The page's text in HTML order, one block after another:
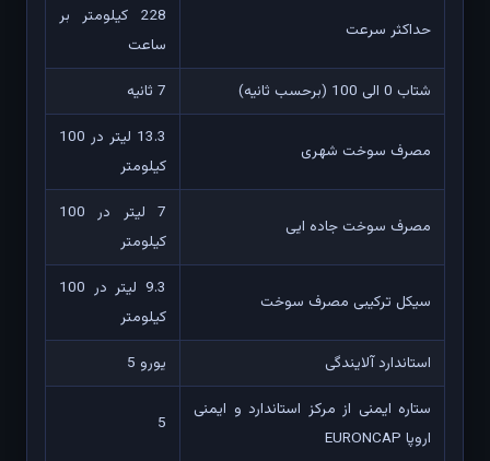
حداکثر سرعت
228 کیلومتر بر
ساعت
شتاب 0 الی 100 (برحسب ثانیه)
7 ثانیه
مصرف سوخت شهری
13.3 لیتر در 100
کیلومتر
مصرف سوخت جاده ایی
7 لیتر در 100
کیلومتر
سیکل ترکیبی مصرف سوخت
9.3 لیتر در 100
کیلومتر
استاندارد آلایندگی
یورو 5
ستاره ایمنی از مرکز استاندارد و ایمنی
اروپا EURONCAP
5